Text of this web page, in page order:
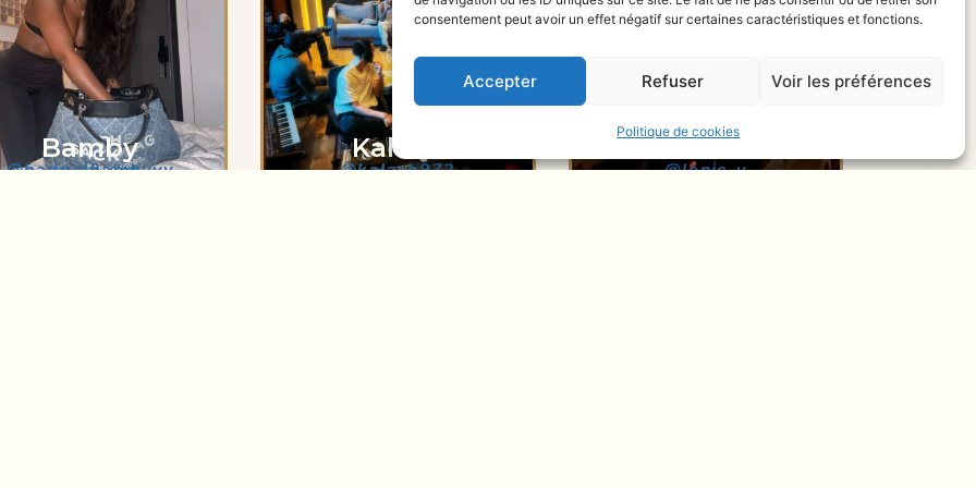
consentement peut avoir un effet négatif sur certaines caractéristiques et fonctions.
Accepter Refuser Voir les préférences
Politique de cookies
Lenie
@lenie_v @elior.2000
Cherif Soumano
@cherif_soumano